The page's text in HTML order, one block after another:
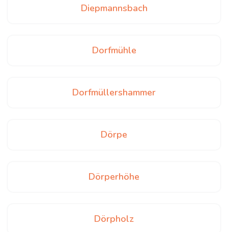
Diepmannsbach
Dorfmühle
Dorfmüllershammer
Dörpe
Dörperhöhe
Dörpholz